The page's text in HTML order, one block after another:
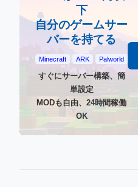
下
自分のゲームサー
バーを持てる
Minecraft ARK Palworld
すぐにサーバー構築、簡
単設定
MODも自由、24時間稼働
OK